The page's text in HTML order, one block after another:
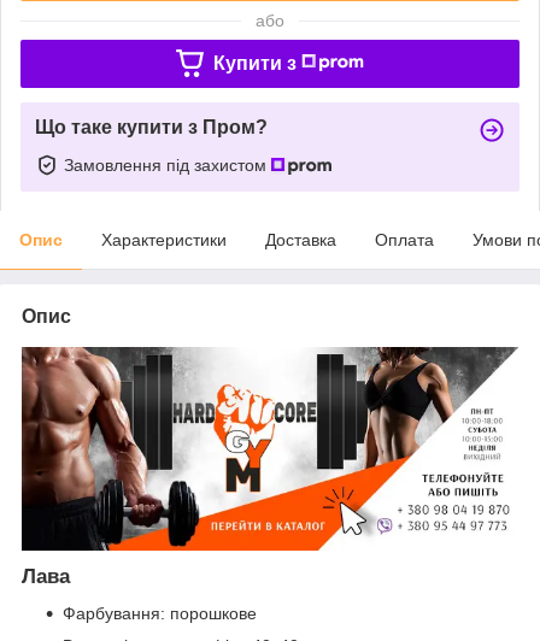
або
Купити з
Що таке купити з Пром?
Замовлення під захистом
Опис Характеристики Доставка Оплата Умови
Опис
Лава
Фарбування: порошкове